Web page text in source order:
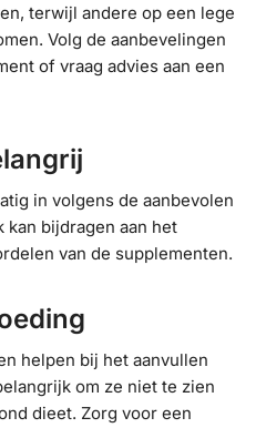
terwijl andere op een lege
Volg de aanbevelingen
of vraag advies aan een
in volgens de aanbevolen
bijdragen aan het
van de supplementen.
helpen bij het aanvullen
om ze niet te zien
dieet. Zorg voor een